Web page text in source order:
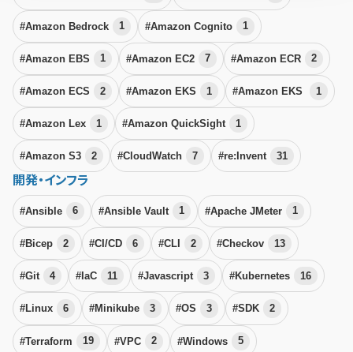
#Amazon Bedrock 1 #Amazon Cognito 1
#Amazon EBS 1 #Amazon EC2 7 #Amazon ECR 2
#Amazon ECS 2 #Amazon EKS 1 #Amazon EKS 1
#Amazon Lex 1 #Amazon QuickSight 1
#Amazon S3 2 #CloudWatch 7 #re:Invent 31
開発・インフラ
#Ansible 6 #Ansible Vault 1 #Apache JMeter 1
#Bicep 2 #CI/CD 6 #CLI 2 #Checkov 13
#Git 4 #IaC 11 #Javascript 3 #Kubernetes 16
#Linux 6 #Minikube 3 #OS 3 #SDK 2
#Terraform 19 #VPC 2 #Windows 5